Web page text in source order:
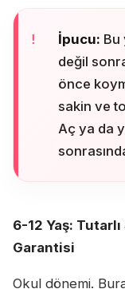
İpucu: Bu
değil
önce
sakin ve
Aç ya da
6-12 Yaş: Tutarlı
Garantisi
Okul dönemi.